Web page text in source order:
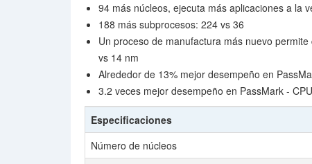
94 más núcleos, ejecuta más aplicaciones a la
188 más subprocesos: 224 vs 36
Un proceso de manufactura más nuevo
vs 14 nm
Alrededor de 13% mejor desempeño en
3.2 veces mejor desempeño en PassMark -
Especificaciones
Número de núcleos